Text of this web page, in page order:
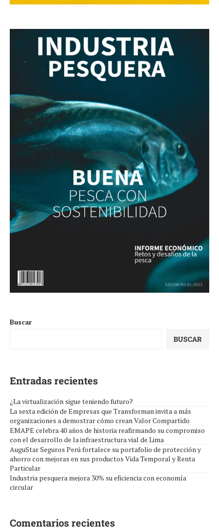
Buscar
BUSCAR
Entradas recientes
¿La virtualización sigue teniendo futuro?
La sexta edición de Empresas que Transforman invita a más
organizaciones a demostrar cómo crean Valor Compartido
EMAPE celebra 40 años de historia reafirmando su compromiso
con el desarrollo de la infraestructura vial de Lima
AuguStar Seguros Perú fortalece su portafolio de protección y
ahorro con mejoras en sus productos Vida Temporal y Renta
Particular
Industria pesquera mejora 30% su eficiencia con economía
circular
Comentarios recientes